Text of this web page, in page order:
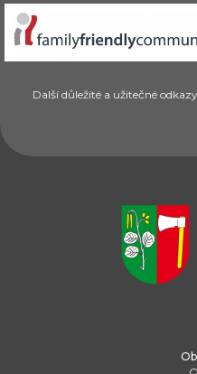
Další důležité a užitečné odkazy